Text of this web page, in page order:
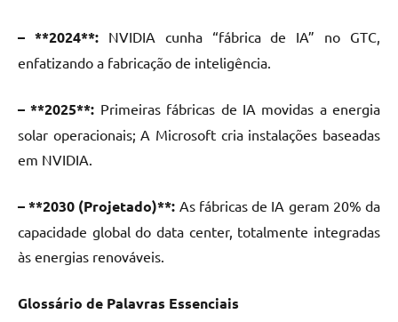
– **2024**:NVIDIA cunha “fábrica de IA” no GTC,
enfatizando a fabricação de inteligência.
– **2025**: Primeiras fábricas de IA movidas a energia
solar operacionais; A Microsoft cria instalações baseadas
em NVIDIA.
– **2030 (Projetado)**: As fábricas de IA geram 20% da
capacidade global do data center, totalmente integradas
às energias renováveis.
Glossário de Palavras Essenciais